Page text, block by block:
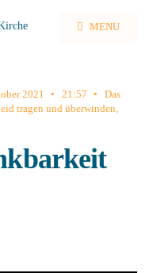
MENU
2021 • 21:57 •
Das
tragen und überwinden,